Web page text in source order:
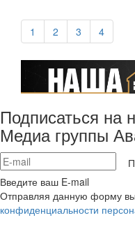
1 2 3 4
Подписаться на
Медиа группы
Введите ваш E-mail
Отправляя данную форму
конфиденциальности